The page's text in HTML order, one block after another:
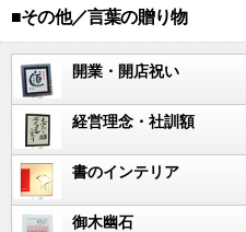
■その他／言葉の贈り物
開業・開店祝い
経営理念・社訓額
書のインテリア
御木幽石